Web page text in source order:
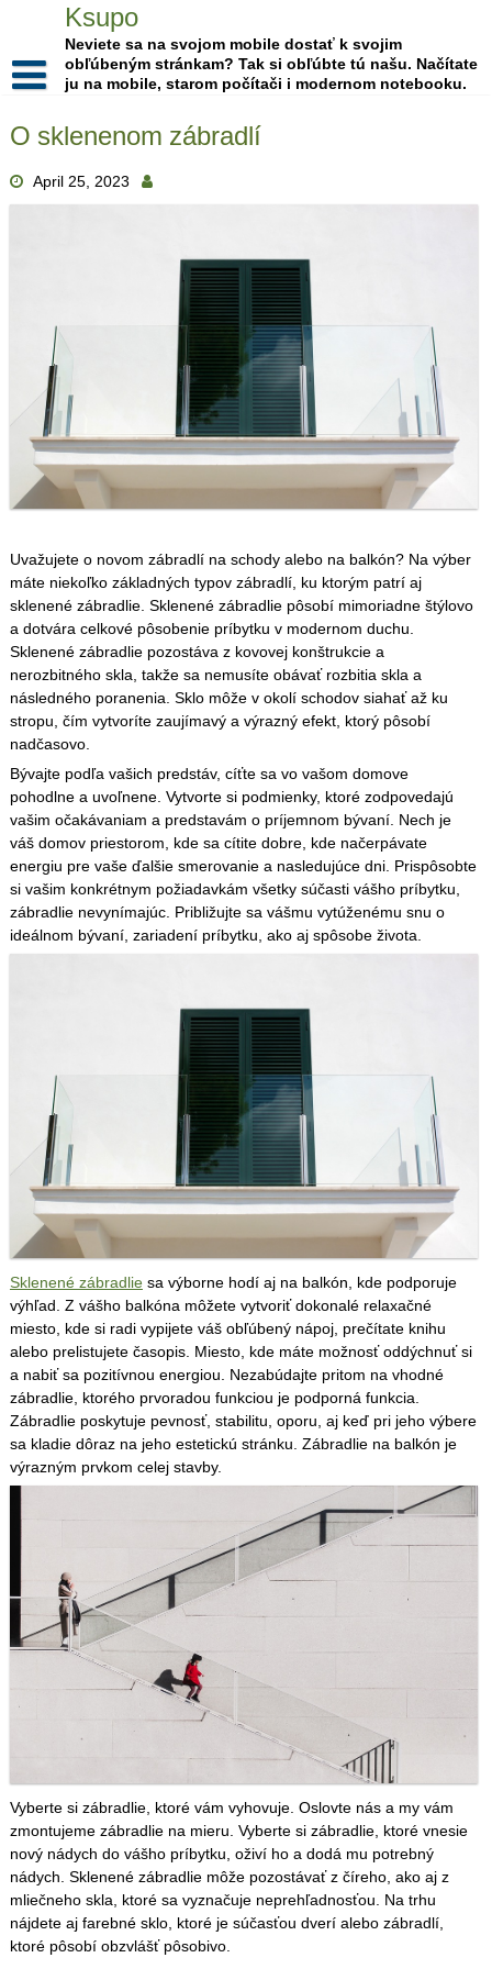
Ksupo
Neviete sa na svojom mobile dostať k svojim
obľúbeným stránkam? Tak si obľúbte tú našu. Načítate
ju na mobile, starom počítači i modernom notebooku.
O sklenenom zábradlí
April 25, 2023
Uvažujete o novom zábradlí na schody alebo na balkón? Na výber
máte niekoľko základných typov zábradlí, ku ktorým patrí aj
sklenené zábradlie. Sklenené zábradlie pôsobí mimoriadne štýlovo
a dotvára celkové pôsobenie príbytku v modernom duchu.
Sklenené zábradlie pozostáva z kovovej konštrukcie a
nerozbitného skla, takže sa nemusíte obávať rozbitia skla a
následného poranenia. Sklo môže v okolí schodov siahať až ku
stropu, čím vytvoríte zaujímavý a výrazný efekt, ktorý pôsobí
nadčasovo.
Bývajte podľa vašich predstáv, cíťte sa vo vašom domove
pohodlne a uvoľnene. Vytvorte si podmienky, ktoré zodpovedajú
vašim očakávaniam a predstavám o príjemnom bývaní. Nech je
váš domov priestorom, kde sa cítite dobre, kde načerpávate
energiu pre vaše ďalšie smerovanie a nasledujúce dni. Prispôsobte
si vašim konkrétnym požiadavkám všetky súčasti vášho príbytku,
zábradlie nevynímajúc. Približujte sa vášmu vytúženému snu o
ideálnom bývaní, zariadení príbytku, ako aj spôsobe života.
Sklenené zábradliesa výborne hodí aj na balkón, kde podporuje
výhľad. Z vášho balkóna môžete vytvoriť dokonalé relaxačné
miesto, kde si radi vypijete váš obľúbený nápoj, prečítate knihu
alebo prelistujete časopis. Miesto, kde máte možnosť oddýchnuť si
a nabiť sa pozitívnou energiou. Nezabúdajte pritom na vhodné
zábradlie, ktorého prvoradou funkciou je podporná funkcia.
Zábradlie poskytuje pevnosť, stabilitu, oporu, aj keď pri jeho výbere
sa kladie dôraz na jeho estetickú stránku. Zábradlie na balkón je
výrazným prvkom celej stavby.
Vyberte si zábradlie, ktoré vám vyhovuje. Oslovte nás a my vám
zmontujeme zábradlie na mieru. Vyberte si zábradlie, ktoré vnesie
nový nádych do vášho príbytku, oživí ho a dodá mu potrebný
nádych. Sklenené zábradlie môže pozostávať z číreho, ako aj z
mliečneho skla, ktoré sa vyznačuje neprehľadnosťou. Na trhu
nájdete aj farebné sklo, ktoré je súčasťou dverí alebo zábradlí,
ktoré pôsobí obzvlášť pôsobivo.